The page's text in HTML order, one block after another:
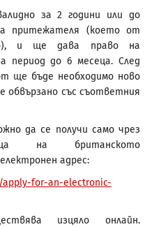
за 2 години или до
притежателя (което от
и ще дава право на
период до 6 месеца. След
ще бъде необходимо ново
обвързано със съответния
да се получи само чрез
на британското
адрес:
apply-for-an-electronic-
изцяло онлайн.